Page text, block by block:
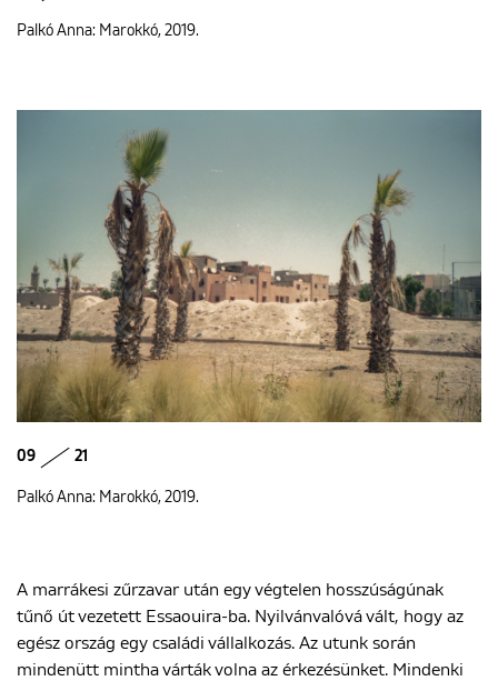
Palkó Anna: Marokkó, 2019.
09 21
Palkó Anna: Marokkó, 2019.
A marrákesi zűrzavar után egy végtelen hosszúságúnak
tűnő út vezetett Essaouira-ba. Nyilvánvalóvá vált, hogy az
egész ország egy családi vállalkozás. Az utunk során
mindenütt mintha várták volna az érkezésünket. Mindenki